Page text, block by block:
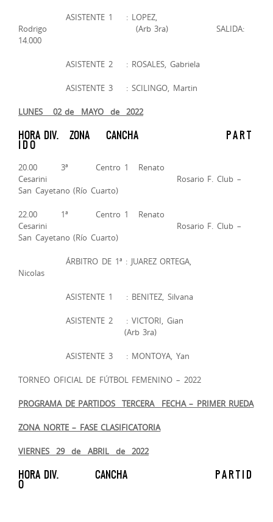
ASISTENTE 1 : LOPEZ,
Rodrigo (Arb 3ra) SALIDA:
14.000
ASISTENTE 2 : ROSALES, Gabriela
ASISTENTE 3 : SCILINGO, Martin
LUNES 02 de MAYO de 2022
HORA DIV. ZONA CANCHA P A R T
I D O
20.00 3ª Centro 1 Renato
Cesarini Rosario F. Club –
San Cayetano (Río Cuarto)
22.00 1ª Centro 1 Renato
Cesarini Rosario F. Club –
San Cayetano (Río Cuarto)
ÁRBITRO DE 1ª : JUAREZ ORTEGA,
Nicolas
ASISTENTE 1 : BENITEZ, Silvana
ASISTENTE 2 : VICTORI, Gian
(Arb 3ra)
ASISTENTE 3 : MONTOYA, Yan
TORNEO OFICIAL DE FÚTBOL FEMENINO – 2022
PROGRAMA DE PARTIDOS ­­ TERCERA FECHA – PRIMER RUEDA
ZONA NORTE – FASE CLASIFICATORIA
VIERNES 29 de ABRIL de 2022
HORA DIV. CANCHA P A R T I D
O